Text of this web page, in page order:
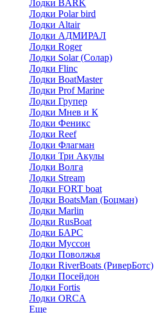
Лодки BARK
Лодки Polar bird
Лодки Altair
Лодки АДМИРАЛ
Лодки Roger
Лодки Solar (Солар)
Лодки Flinc
Лодки BoatMaster
Лодки Prof Marine
Лодки Групер
Лодки Мнев и К
Лодки Феникс
Лодки Reef
Лодки Флагман
Лодки Три Акулы
Лодки Волга
Лодки Stream
Лодки FORT boat
Лодки BoatsMan (Боцман)
Лодки Marlin
Лодки RusBoat
Лодки БАРС
Лодки Муссон
Лодки Поволжья
Лодки RiverBoats (РиверБотс)
Лодки Посейдон
Лодки Fortis
Лодки ORCA
Еще